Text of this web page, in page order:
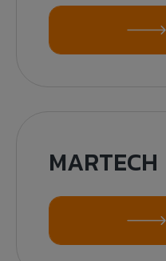
MARTECH